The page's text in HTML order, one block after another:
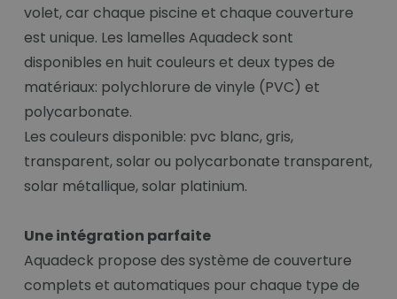
volet, car chaque piscine et chaque couverture
est unique. Les lamelles Aquadeck sont
disponibles en huit couleurs et deux types de
matériaux: polychlorure de vinyle (PVC) et
polycarbonate.
Les couleurs disponible: pvc blanc, gris,
transparent, solar ou polycarbonate transparent,
solar métallique, solar platinium.
Une intégration parfaite
Aquadeck propose des système de couverture
complets et automatiques pour chaque type de